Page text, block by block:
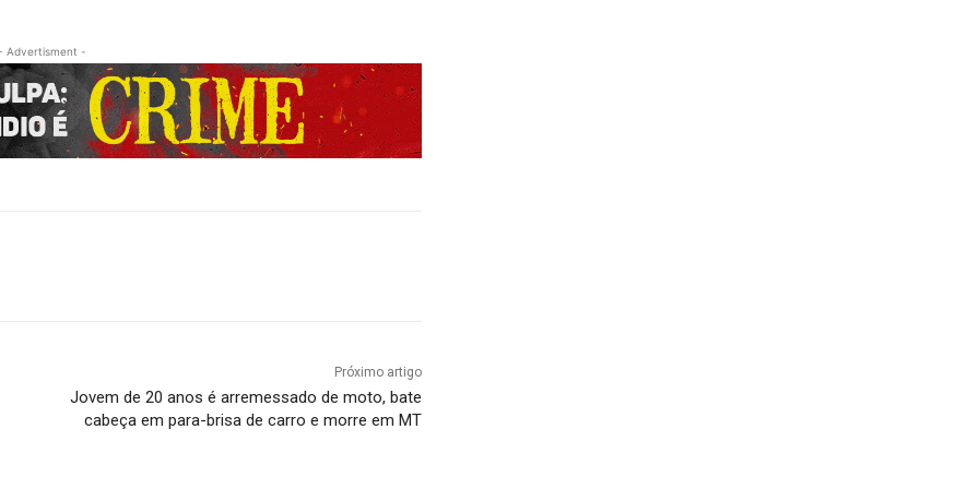
Advertisment -
Próximo artigo
Jovem de 20 anos é arremessado de moto, bate
cabeça em para-brisa de carro e morre em MT